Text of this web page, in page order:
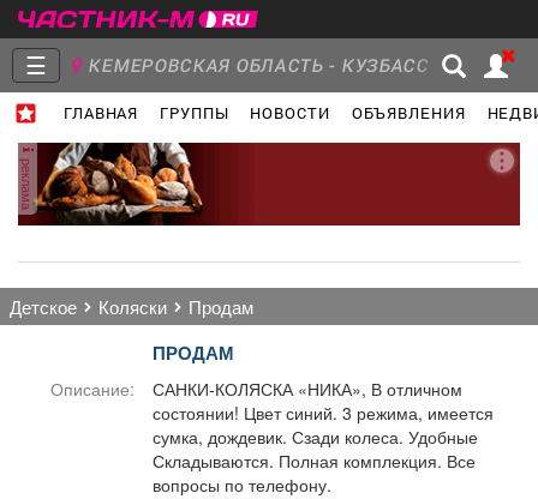
☰ КЕМЕРОВСКАЯ ОБЛАСТЬ - КУЗБАСС
ГЛАВНАЯ ГРУППЫ НОВОСТИ ОБЪЯВЛЕНИЯ
Главная
Группы Новости
Транспорт Компании
реклама
детское коляски продам
ПРОДАМ
Описание:
САНКИ-КОЛЯСКА «НИКА», В отличном
состоянии! Цвет синий. 3 режима, имеется
сумка, дождевик. Сзади колеса. Удобные
Складываются. Полная комплекция. Все
вопросы по телефону.